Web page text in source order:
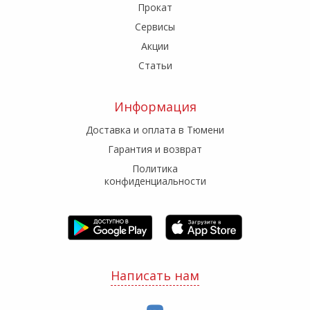
Прокат
Сервисы
Акции
Статьи
Информация
Доставка и оплата в Тюмени
Гарантия и возврат
Политика
конфиденциальности
Написать нам